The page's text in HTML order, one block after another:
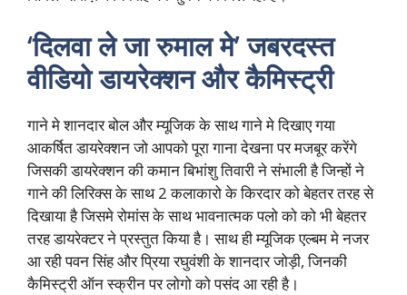
‘दिलवा ले जा रुमाल मे’ जबरदस्त
वीडियो डायरेक्शन और कैमिस्ट्री
गाने मे शानदार बोल और म्यूजिक के साथ गाने मे दिखाए गया
आकर्षित डायरेक्शन जो आपको पूरा गाना देखना पर मजबूर करेंगे
जिसकी डायरेक्शन की कमान बिभांशु तिवारी ने संभाली है जिन्हों ने
गाने की लिरिक्स के साथ 2 कलाकारो के किरदार को बेहतर तरह से
दिखाया है जिसमे रोमांस के साथ भावनात्मक पलो को को भी बेहतर
तरह डायरेक्टर ने प्रस्तुत किया है। साथ ही म्यूजिक एल्बम मे नजर
आ रही पवन सिंह और प्रिया रघुवंशी के शानदार जोड़ी, जिनकी
कैमिस्ट्री ऑन स्क्रीन पर लोगो को पसंद आ रही है।